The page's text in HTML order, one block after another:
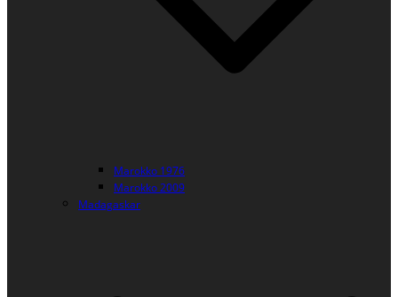
Marokko 1976
Marokko 2009
Madagaskar